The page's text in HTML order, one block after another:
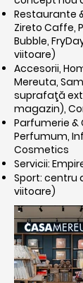
Restaurante
Zireto Caffe,
Bubble,
viitoare)
Accesorii,
Mereuta,
suprafaţă
magazin),
Parfumerie &
Perfumum,
Cosmetics
Servicii:
Sport: centru
viitoare)